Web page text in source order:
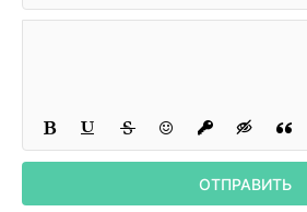
23
ОТПРАВИТЬ